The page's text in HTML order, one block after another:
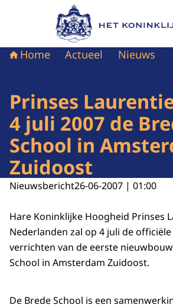
Naar de homepage van
Home Actueel Nieuws
Prinses
4 juli 2007 de
School in
Zuidoost
Nieuwsbericht26-06-2007 | 01:00
Hare Koninklijke Hoogheid Prinses
Nederlanden zal op 4 juli de
verrichten van de eerste
School in Amsterdam Zuidoost.
De Brede School is een